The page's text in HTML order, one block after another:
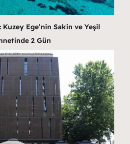
Ege’nin Sakin ve Yeşil
2 Gün